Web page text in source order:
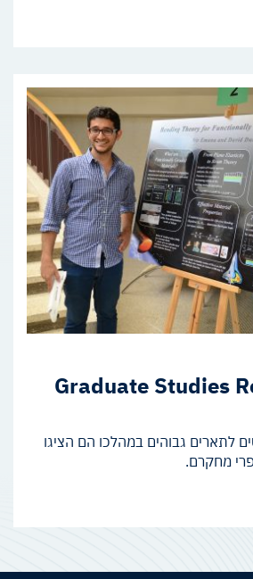
Graduate Studies
לתארים גבוהים במהלכו הם הציגו
מחקרם.